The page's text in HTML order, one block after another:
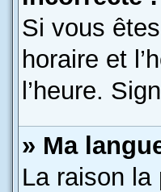
Si vous
horaire et
l’heure.
» Ma
La raison la